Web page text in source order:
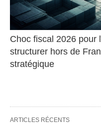
Choc fiscal 2026 pour
structurer hors de
stratégique
ARTICLES RÉCENTS